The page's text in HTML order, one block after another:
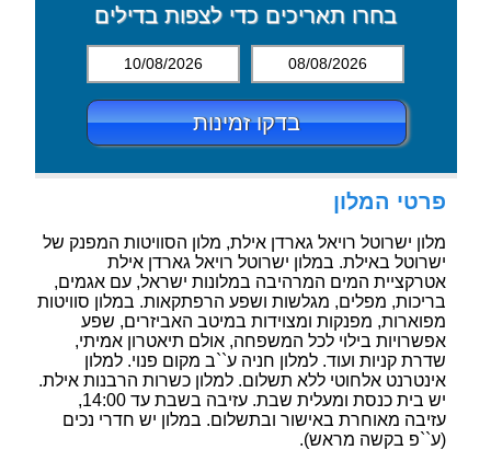
בחרו תאריכים כדי לצפות בדילים
10/08/2026 08/08/2026
בדקו זמינות
פרטי המלון
מלון ישרוטל רויאל גארדן אילת, מלון הסוויטות המפנק של
ישרוטל באילת. במלון ישרוטל רויאל גארדן אילת
אטרקציית המים המרהיבה במלונות ישראל, עם אגמים,
בריכות, מפלים, מגלשות ושפע הרפתקאות. במלון סוויטות
מפוארות, מפנקות ומצוידות במיטב האביזרים, שפע
אפשרויות בילוי לכל המשפחה, אולם תיאטרון אמיתי,
שדרת קניות ועוד. למלון חניה ע``ב מקום פנוי. למלון
אינטרנט אלחוטי ללא תשלום. למלון כשרות הרבנות אילת.
יש בית כנסת ומעלית שבת. עזיבה בשבת עד 14:00,
עזיבה מאוחרת באישור ובתשלום. במלון יש חדרי נכים
(ע``פ בקשה מראש).